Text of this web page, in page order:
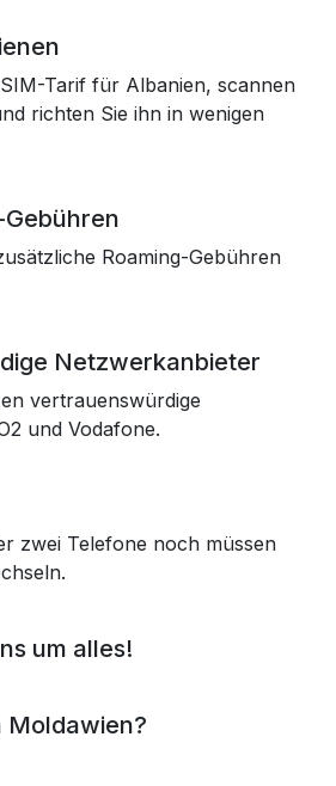
Tarif für Albanien, scannen
richten Sie ihn in wenigen
Gebühren
Roaming-Gebühren
Netzwerkanbieter
vertrauenswürdige
und Vodafone.
zwei Telefone noch müssen
um alles!
Moldawien?